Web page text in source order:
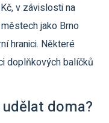
v závislosti na
jako Brno
hranici. Některé
doplňkových balíčků
doma?